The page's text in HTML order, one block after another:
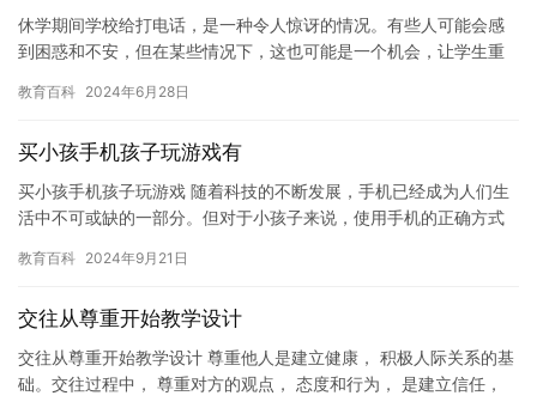
休学期间学校给打电话，是一种令人惊讶的情况。有些人可能会感
到困惑和不安，但在某些情况下，这也可能是一个机会，让学生重
打电话…
教育百科 2024年6月28日
买小孩手机孩子玩游戏有
买小孩手机孩子玩游戏 随着科技的不断发展，手机已经成为人们生
活中不可或缺的一部分。但对于小孩子来说，使用手机的正确方式
戏，…
教育百科 2024年9月21日
交往从尊重开始教学设计
交往从尊重开始教学设计 尊重他人是建立健康， 积极人际关系的基
础。交往过程中， 尊重对方的观点， 态度和行为， 是建立信任，